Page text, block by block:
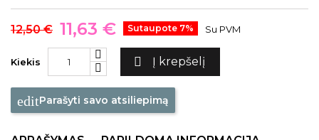
12,50 € 11,63 € Sutaupote 7% Su PVM
Kiekis  Į krepšelį
editParašyti savo atsiliepimą